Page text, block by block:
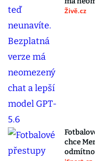
Živě.cz
chce